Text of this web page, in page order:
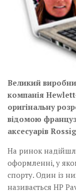
Великий
компанія
оригінальну
відомою
аксесуарів
На ринок
оформленні, у
спорту. Один із
називається HP